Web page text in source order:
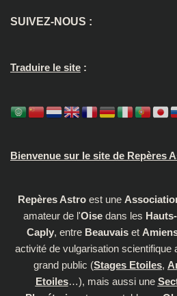
SUIVEZ-NOUS :
Traduire le site :
Bienvenue sur le site de Repères
Repères Astroest une
amateur de l'Oise dans les
Caply, entre Beauvais et
activité de vulgarisation scientifique
grand public (Stages Etoiles,
Etoiles…), mais aussi une